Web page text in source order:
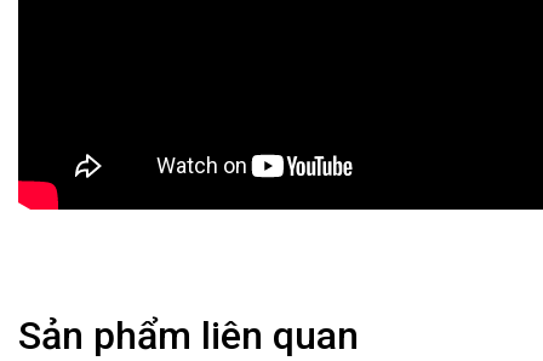
Sản phẩm liên quan